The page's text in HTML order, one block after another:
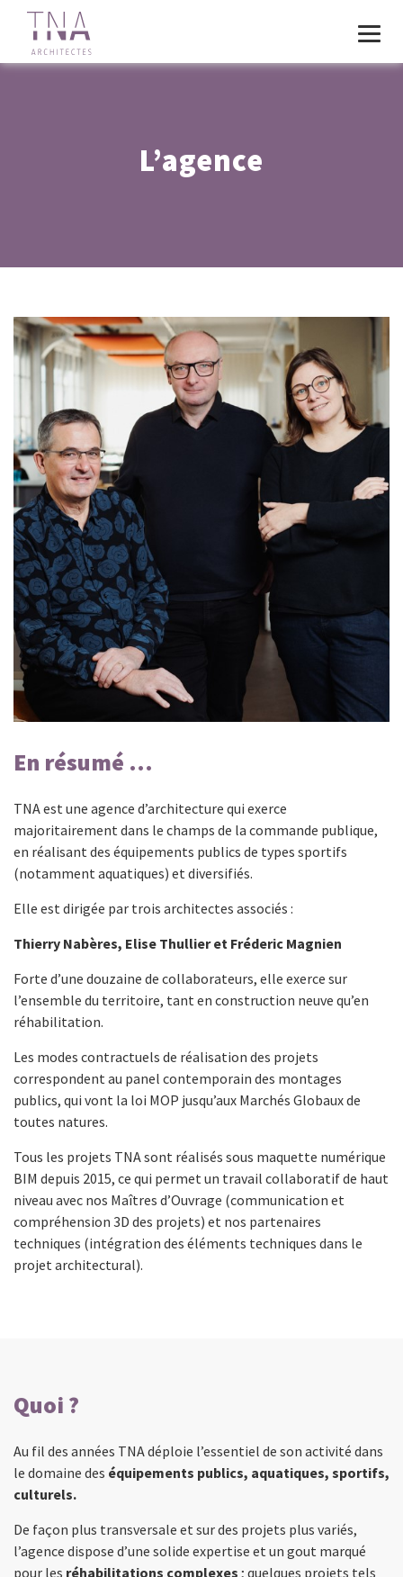
L’agence
En résumé ...
TNA est une agence d’architecture qui exerce
majoritairement dans le champs de la commande publique,
en réalisant des équipements publics de types sportifs
(notamment aquatiques) et diversifiés.
Elle est dirigée par trois architectes associés :
Thierry Nabères, Elise Thullier et Fréderic Magnien
Forte d’une douzaine de collaborateurs, elle exerce sur
l’ensemble du territoire, tant en construction neuve qu’en
réhabilitation.
Les modes contractuels de réalisation des projets
correspondent au panel contemporain des montages
publics, qui vont la loi MOP jusqu’aux Marchés Globaux de
toutes natures.
Tous les projets TNA sont réalisés sous maquette numérique
BIM depuis 2015, ce qui permet un travail collaboratif de haut
niveau avec nos Maîtres d’Ouvrage (communication et
compréhension 3D des projets) et nos partenaires
techniques (intégration des éléments techniques dans le
projet architectural).
Quoi ?
Au fil des années TNA déploie l’essentiel de son activité dans
le domaine des équipements publics, aquatiques, sportifs,
culturels.
De façon plus transversale et sur des projets plus variés,
l’agence dispose d’une solide expertise et un gout marqué
pour les réhabilitations complexes ; quelques projets tels